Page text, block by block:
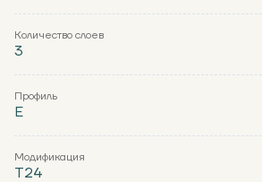
Количество слоев
3
Профиль
Е
Модификация
Т24